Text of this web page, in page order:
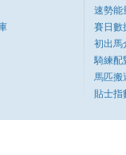
速勢能
賽日數
初出馬
騎練配
馬匹搬
貼士指